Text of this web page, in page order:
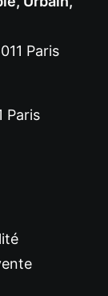
Paris
Paris